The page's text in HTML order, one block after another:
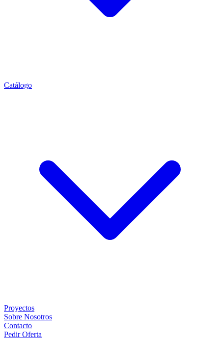
Catálogo
Proyectos
Sobre Nosotros
Contacto
Pedir Oferta